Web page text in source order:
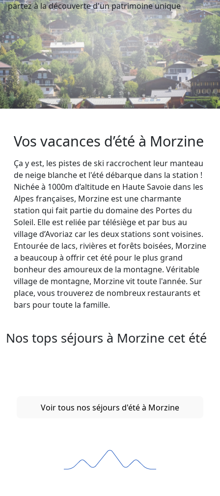
partez à la découverte d'un patrimoine unique
Vos vacances d’été à Morzine
Ça y est, les pistes de ski raccrochent leur manteau
de neige blanche et l'été débarque dans la station !
Nichée à 1000m d’altitude en Haute Savoie dans les
Alpes françaises, Morzine est une charmante
station qui fait partie du domaine des Portes du
Soleil. Elle est reliée par télésiège et par bus au
village d’Avoriaz car les deux stations sont voisines.
Entourée de lacs, rivières et forêts boisées, Morzine
a beaucoup à offrir cet été pour le plus grand
bonheur des amoureux de la montagne. Véritable
village de montagne, Morzine vit toute l'année. Sur
place, vous trouverez de nombreux restaurants et
bars pour toute la famille.
Nos tops séjours à Morzine cet été
Voir tous nos séjours d'été à Morzine